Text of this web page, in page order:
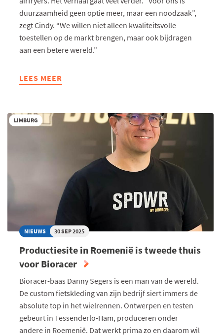
duurzaamheid geen optie meer, maar een noodzaak”,
zegt Cindy. “We willen niet alleen kwaliteitsvolle
toestellen op de markt brengen, maar ook bijdragen
aan een betere wereld.”
LEES MEER
ABOUT
INNOVATIE
KOMEN
LIMBURG
NIEUWS 30 SEP 2025
Productiesite in Roemenië is tweede thuis
voor Bioracer
Bioracer-baas Danny Segers is een man van de wereld.
De custom fietskleding van zijn bedrijf siert immers de
absolute top in het wielrennen. Ontwerpen en testen
gebeurt in Tessenderlo-Ham, produceren onder
andere in Roemenië. Dat werkt prima zo en daarom wil